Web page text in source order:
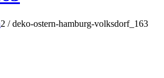
2 / deko-ostern-hamburg-volksdorf_163